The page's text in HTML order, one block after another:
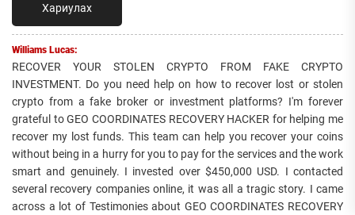
Хариулах
Williams Lucas:
RECOVER YOUR STOLEN CRYPTO FROM FAKE CRYPTO
INVESTMENT. Do you need help on how to recover lost or stolen
crypto from a fake broker or investment platforms? I'm forever
grateful to GEO COORDINATES RECOVERY HACKER for helping me
recover my lost funds. This team can help you recover your coins
without being in a hurry for you to pay for the services and the work
smart and genuinely. I invested over $450,000 USD. I contacted
several recovery companies online, it was all a tragic story. I came
across a lot of Testimonies about GEO COORDINATES RECOVERY